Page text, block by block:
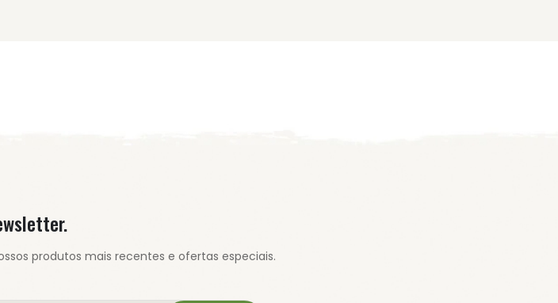
produtos mais recentes e ofertas especiais.